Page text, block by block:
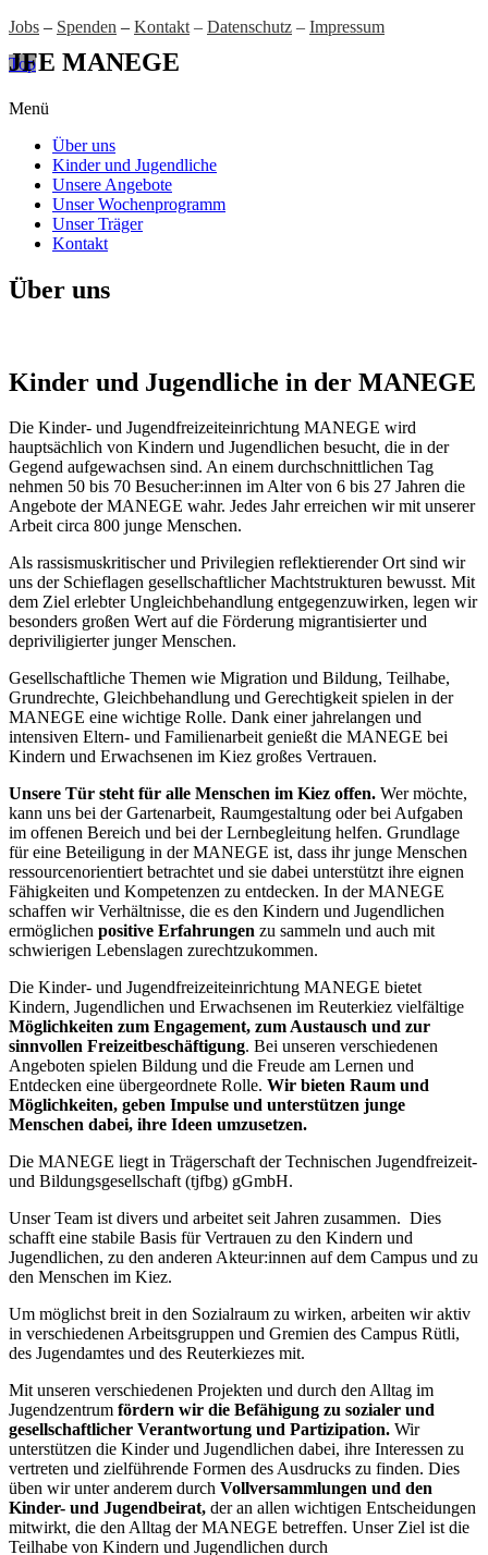
Jobs – Spenden – Kontakt – Datenschutz – Impressum
Top
JFE MANEGE
Menü
Über uns
Kinder und Jugendliche
Unsere Angebote
Unser Wochenprogramm
Unser Träger
Kontakt
Über uns
Kinder und Jugendliche in der MANEGE
Die Kinder- und Jugendfreizeiteinrichtung MANEGE wird
hauptsächlich von Kindern und Jugendlichen besucht, die in der
Gegend aufgewachsen sind. An einem durchschnittlichen Tag
nehmen 50 bis 70 Besucher:innen im Alter von 6 bis 27 Jahren die
Angebote der MANEGE wahr. Jedes Jahr erreichen wir mit unserer
Arbeit circa 800 junge Menschen.
Als rassismuskritischer und Privilegien reflektierender Ort sind wir
uns der Schieflagen gesellschaftlicher Machtstrukturen bewusst. Mit
dem Ziel erlebter Ungleichbehandlung entgegenzuwirken, legen wir
besonders großen Wert auf die Förderung migrantisierter und
depriviligierter junger Menschen.
Gesellschaftliche Themen wie Migration und Bildung, Teilhabe,
Grundrechte, Gleichbehandlung und Gerechtigkeit spielen in der
MANEGE eine wichtige Rolle. Dank einer jahrelangen und
intensiven Eltern- und Familienarbeit genießt die MANEGE bei
Kindern und Erwachsenen im Kiez großes Vertrauen.
Unsere Tür steht für alle Menschen im Kiez offen. Wer möchte,
kann uns bei der Gartenarbeit, Raumgestaltung oder bei Aufgaben
im offenen Bereich und bei der Lernbegleitung helfen. Grundlage
für eine Beteiligung in der MANEGE ist, dass ihr junge Menschen
ressourcenorientiert betrachtet und sie dabei unterstützt ihre eignen
Fähigkeiten und Kompetenzen zu entdecken. In der MANEGE
schaffen wir Verhältnisse, die es den Kindern und Jugendlichen
ermöglichen positive Erfahrungen zu sammeln und auch mit
schwierigen Lebenslagen zurechtzukommen.
Die Kinder- und Jugendfreizeiteinrichtung MANEGE bietet
Kindern, Jugendlichen und Erwachsenen im Reuterkiez vielfältige
Möglichkeiten zum Engagement, zum Austausch und zur
sinnvollen Freizeitbeschäftigung. Bei unseren verschiedenen
Angeboten spielen Bildung und die Freude am Lernen und
Entdecken eine übergeordnete Rolle. Wir bieten Raum und
Möglichkeiten, geben Impulse und unterstützen junge
Menschen dabei, ihre Ideen umzusetzen.
Die MANEGE liegt in Trägerschaft der Technischen Jugendfreizeit-
und Bildungsgesellschaft (tjfbg) gGmbH.
Unser Team ist divers und arbeitet seit Jahren zusammen. Dies
schafft eine stabile Basis für Vertrauen zu den Kindern und
Jugendlichen, zu den anderen Akteur:innen auf dem Campus und zu
den Menschen im Kiez.
Um möglichst breit in den Sozialraum zu wirken, arbeiten wir aktiv
in verschiedenen Arbeitsgruppen und Gremien des Campus Rütli,
des Jugendamtes und des Reuterkiezes mit.
Mit unseren verschiedenen Projekten und durch den Alltag im
Jugendzentrum fördern wir die Befähigung zu sozialer und
gesellschaftlicher Verantwortung und Partizipation. Wir
unterstützen die Kinder und Jugendlichen dabei, ihre Interessen zu
vertreten und zielführende Formen des Ausdrucks zu finden. Dies
üben wir unter anderem durch Vollversammlungen und den
Kinder- und Jugendbeirat, der an allen wichtigen Entscheidungen
mitwirkt, die den Alltag der MANEGE betreffen. Unser Ziel ist die
Teilhabe von Kindern und Jugendlichen durch